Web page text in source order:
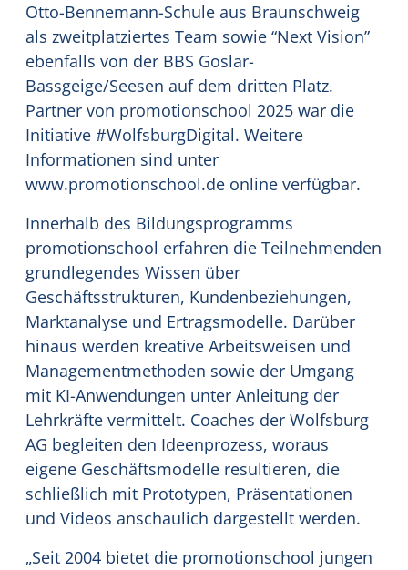
Otto-Bennemann-Schule aus Braunschweig
als zweitplatziertes Team sowie “Next Vision”
ebenfalls von der BBS Goslar-
Bassgeige/Seesen auf dem dritten Platz.
Partner von promotionschool 2025 war die
Initiative #WolfsburgDigital. Weitere
Informationen sind unter
www.promotionschool.de online verfügbar.
Innerhalb des Bildungsprogramms
promotionschool erfahren die Teilnehmenden
grundlegendes Wissen über
Geschäftsstrukturen, Kundenbeziehungen,
Marktanalyse und Ertragsmodelle. Darüber
hinaus werden kreative Arbeitsweisen und
Managementmethoden sowie der Umgang
mit KI-Anwendungen unter Anleitung der
Lehrkräfte vermittelt. Coaches der Wolfsburg
AG begleiten den Ideenprozess, woraus
eigene Geschäftsmodelle resultieren, die
schließlich mit Prototypen, Präsentationen
und Videos anschaulich dargestellt werden.
„Seit 2004 bietet die promotionschool jungen